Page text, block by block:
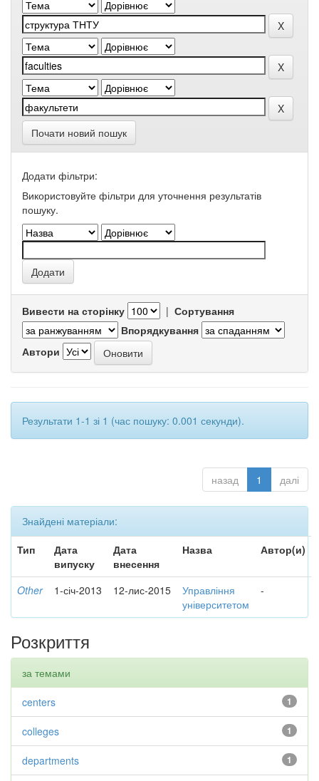
Почати новий пошук
Додати фільтри:
Використовуйте фільтри для уточнення результатів
пошуку.
Вивести на сторінку | Сортування
Впорядкування
Автори
Результати 1-1 зі 1 (час пошуку: 0.001 секунди).
назад 1 далі
Знайдені матеріали:
Тип
Дата
випуску
Дата
внесення
Назва Автор(и)
Other 1-січ-2013 12-лис-2015
Управління
університетом
-
Розкриття
за темами
1
centers
1
colleges
1
departments